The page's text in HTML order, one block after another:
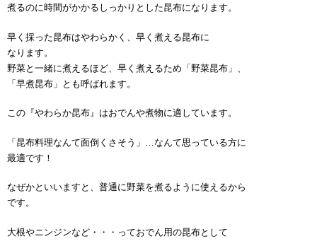
煮るのに時間がかかるしっかりとした昆布になります。
早く採った昆布はやわらかく、早く煮える昆布に
なります。
野菜と一緒に煮えるほど、早く煮えるため「野菜昆布」、
「早煮昆布」とも呼ばれます。
この『やわらか昆布』はおでんや煮物に適しています。
「昆布料理なんて面倒くさそう」…なんて思っている方に
最適です！
なぜかといいますと、普通に野菜を煮るように使えるから
です。
大根やニンジンなど・・・っておでん用の昆布として